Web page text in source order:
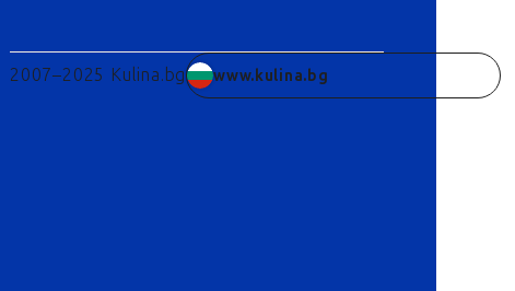
2007–2025 Kulina.bg www.kulina.bg